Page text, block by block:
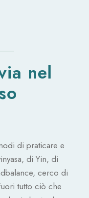
nel
di praticare e
di Yin, di
cerco di
tutto ciò che